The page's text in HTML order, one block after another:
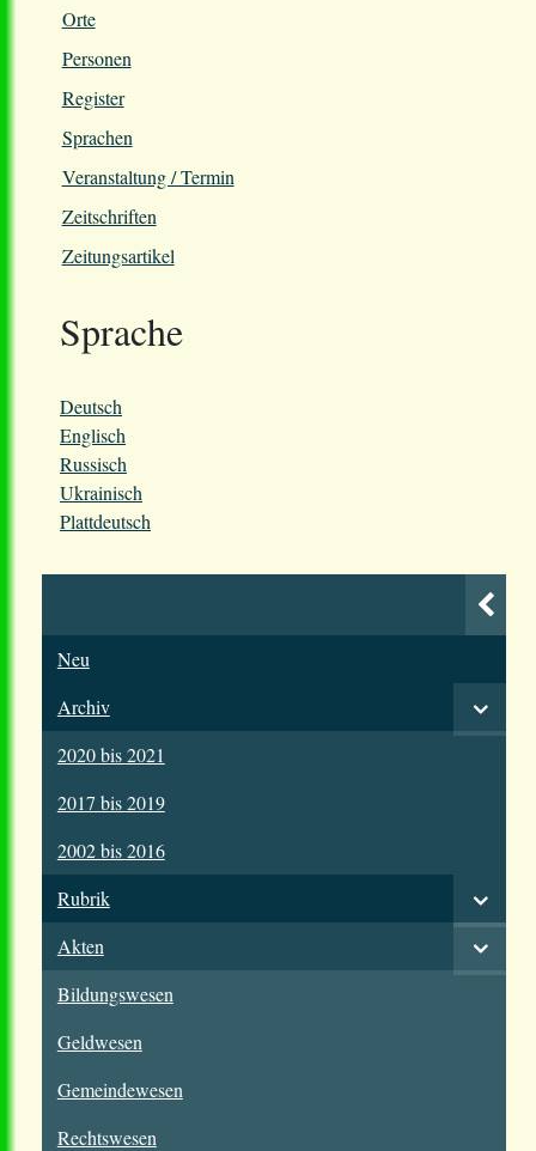
Orte
Personen
Register
Sprachen
Veranstaltung / Termin
Zeitschriften
Zeitungsartikel
Sprache
Deutsch
Englisch
Russisch
Ukrainisch
Plattdeutsch
Neu
Archiv
2020 bis 2021
2017 bis 2019
2002 bis 2016
Rubrik
Akten
Bildungswesen
Geldwesen
Gemeindewesen
Rechtswesen